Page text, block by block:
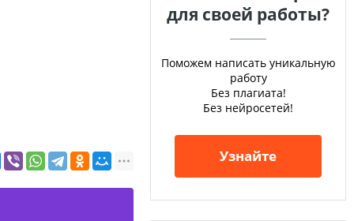
для своей работы?
Поможем написать уникальную
работу
Без плагиата!
Без нейросетей!
Узнайте